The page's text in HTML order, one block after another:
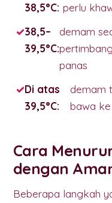
38,5°C: perlu
38,5–
39,5°C:
demam
panas
Di atas
39,5°C:
demam
bawa
Cara
dengan
Beberapa langkah